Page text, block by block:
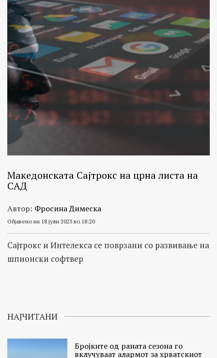
Македонската Сајтрокс на црна листа на
САД
Автор: Фросина Димеска
Објавено на 18 јули 2023 во 18:20
Сајтрокс и Интелекса се поврзани со развивање на
шпионски софтвер
НАЈЧИТАНИ
Бројките од раната сезона го
вклучуваат алармот за хрватскиот